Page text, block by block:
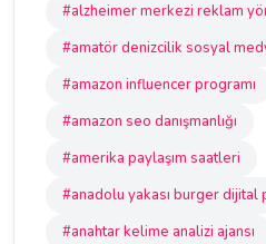
#alzheimer merkezi reklam
#amatör denizcilik sosyal
#amazon influencer programı
#amazon seo danışmanlığı
#amerika paylaşım saatleri
#anadolu yakası burger dijital
#anahtar kelime analizi ajansı